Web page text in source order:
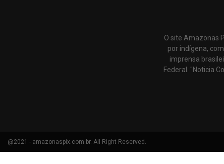
O site Amazonas
por indígena,
imprensa
Federal. "Noticia
@2021 - amazonaspix.com.br. All Right Reserved.